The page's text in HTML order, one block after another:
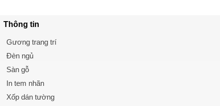
Thông tin
Gương trang trí
Đèn ngủ
Sàn gỗ
In tem nhãn
Xốp dán tường